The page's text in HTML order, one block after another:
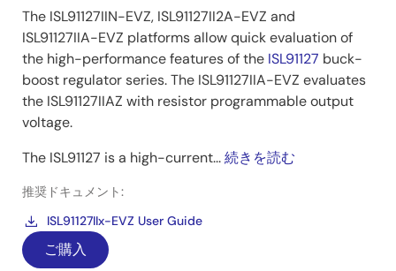
The ISL91127IIN-EVZ, ISL91127II2A-EVZ and
ISL91127IIA-EVZ platforms allow quick evaluation of
the high-performance features of the ISL91127 buck-
boost regulator series. The ISL91127IIA-EVZ evaluates
the ISL91127IIAZ with resistor programmable output
voltage.
The ISL91127 is a high-current...続きを読む
推奨ドキュメント:
ISL91127IIx-EVZ User Guide
ご購入